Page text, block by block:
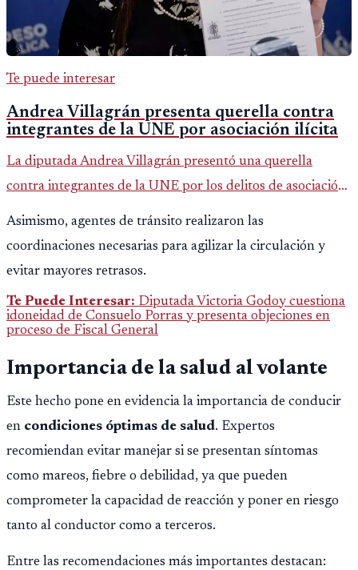
Te puede interesar
Andrea Villagrán presenta querella contra
integrantes de la UNE por asociación ilícita
La diputada Andrea Villagrán presentó una querella
contra integrantes de la UNE por los delitos de asociación
ilícita, terrorismo y sedición.
Asimismo, agentes de tránsito realizaron las
coordinaciones necesarias para agilizar la circulación y
evitar mayores retrasos.
Te Puede Interesar: Diputada Victoria Godoy cuestiona
idoneidad de Consuelo Porras y presenta objeciones en
proceso de Fiscal General
Importancia de la salud al volante
Este hecho pone en evidencia la importancia de conducir
en condiciones óptimas de salud. Expertos
recomiendan evitar manejar si se presentan síntomas
como mareos, fiebre o debilidad, ya que pueden
comprometer la capacidad de reacción y poner en riesgo
tanto al conductor como a terceros.
Entre las recomendaciones más importantes destacan: